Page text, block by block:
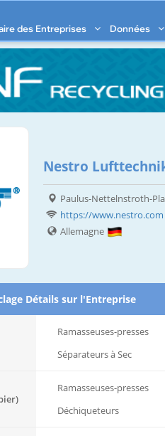
des Entreprises Données
Nestro
Paulus-Nettelnstroth-
https://www.nestro.com
Allemagne
Détails sur l'Entreprise
Ramasseuses-presses
Séparateurs à Sec
Ramasseuses-presses
Déchiqueteurs